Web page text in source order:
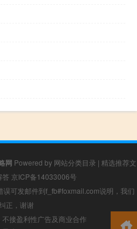
网 Powered by 网站分类目录 | 精选推荐文
答 京ICP备14033006号
可发邮件到f_fb#foxmail.com说明，我们
正，谢谢
接盈利性广告及商业合作